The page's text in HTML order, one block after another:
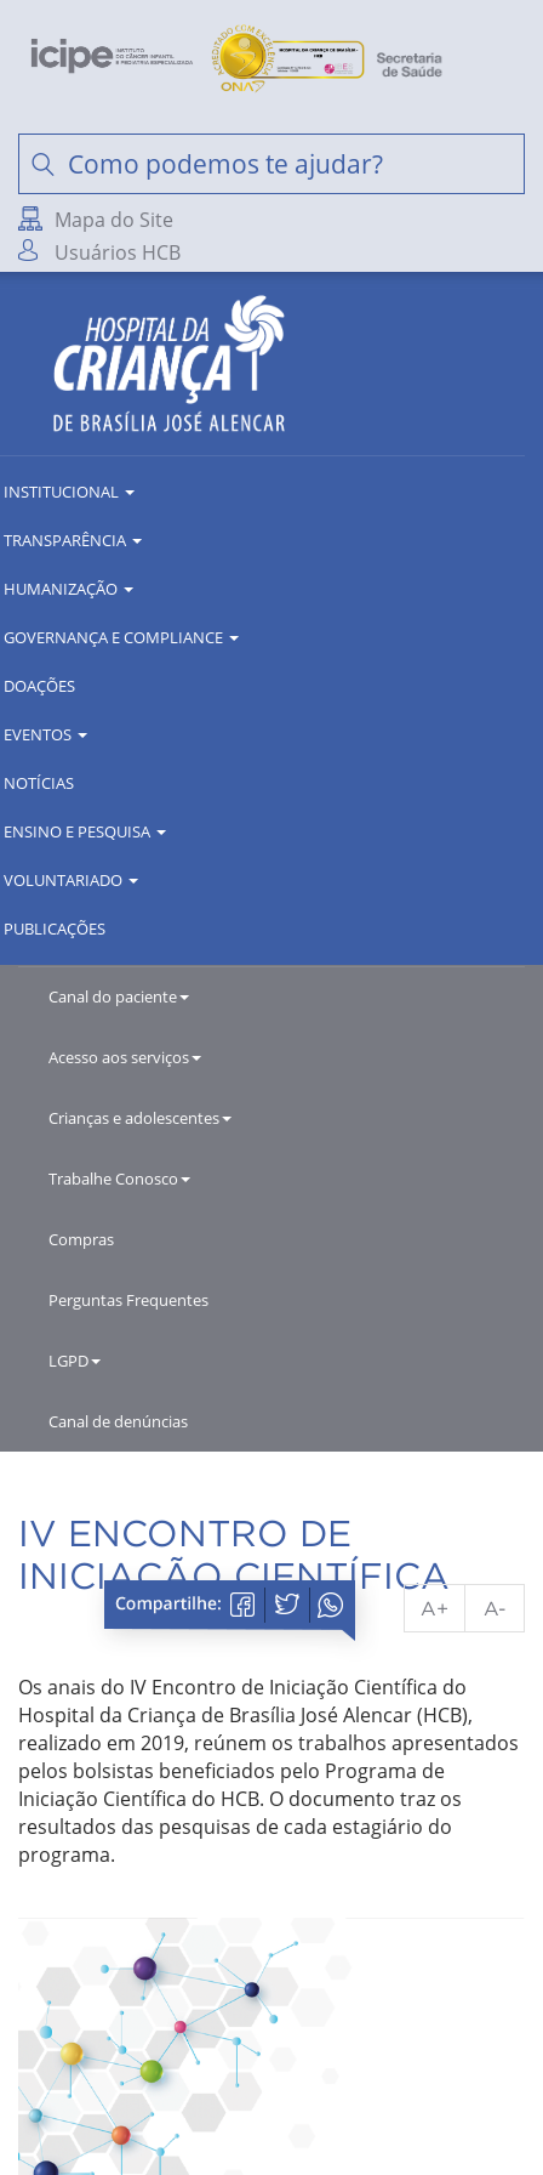
Mapa do Site
Usuários HCB
INSTITUCIONAL
TRANSPARÊNCIA
HUMANIZAÇÃO
GOVERNANÇA E COMPLIANCE
DOAÇÕES
EVENTOS
NOTÍCIAS
ENSINO E PESQUISA
VOLUNTARIADO
PUBLICAÇÕES
Canal do paciente
Acesso aos serviços
Crianças e adolescentes
Trabalhe Conosco
Compras
Perguntas Frequentes
LGPD
Canal de denúncias
IV ENCONTRO DE
INICIAÇÃO CIENTÍFICA
A+ A-
Os anais do IV Encontro de Iniciação Científica do
Hospital da Criança de Brasília José Alencar (HCB),
realizado em 2019, reúnem os trabalhos apresentados
pelos bolsistas beneficiados pelo Programa de
Iniciação Científica do HCB. O documento traz os
resultados das pesquisas de cada estagiário do
programa.